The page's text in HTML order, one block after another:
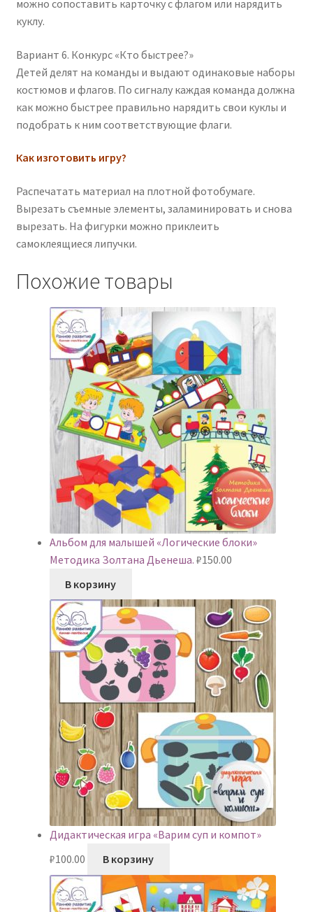
можно сопоставить карточку с флагом или нарядить
куклу.
Вариант 6. Конкурс «Кто быстрее?»
Детей делят на команды и выдают одинаковые наборы
костюмов и флагов. По сигналу каждая команда должна
как можно быстрее правильно нарядить свои куклы и
подобрать к ним соответствующие флаги.
Как изготовить игру?
Распечатать материал на плотной фотобумаге.
Вырезать съемные элементы, заламинировать и снова
вырезать. На фигурки можно приклеить
самоклеящиеся липучки.
Похожие товары
Альбом для малышей «Логические блоки»
Методика Золтана Дьенеша. ₽150.00
В корзину
Дидактическая игра «Варим суп и компот»
₽100.00 В корзину